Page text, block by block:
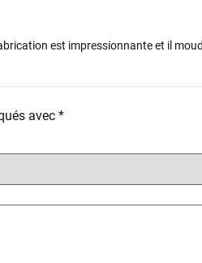
est impressionnante et il
avec *